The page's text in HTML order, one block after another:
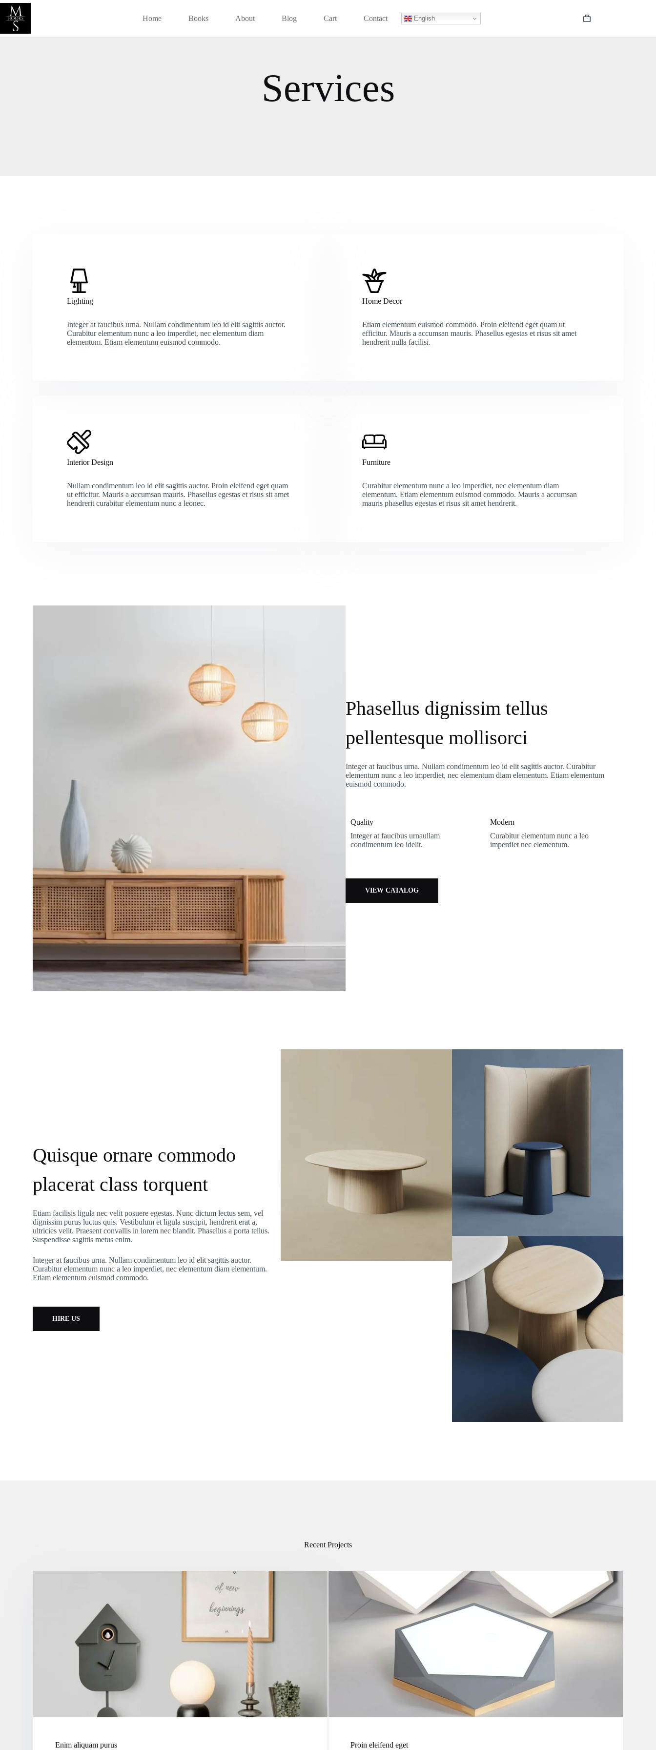
Home Books About Blog Cart Contact English
Services
Lighting
Integer at faucibus urna. Nullam condimentum leo id elit sagittis auctor.
Curabitur elementum nunc a leo imperdiet, nec elementum diam
elementum. Etiam elementum euismod commodo.
Home Decor
Etiam elementum euismod commodo. Proin eleifend eget quam ut
efficitur. Mauris a accumsan mauris. Phasellus egestas et risus sit amet
hendrerit nulla facilisi.
Interior Design
Nullam condimentum leo id elit sagittis auctor. Proin eleifend eget quam
ut efficitur. Mauris a accumsan mauris. Phasellus egestas et risus sit amet
hendrerit curabitur elementum nunc a leonec.
Furniture
Curabitur elementum nunc a leo imperdiet, nec elementum diam
elementum. Etiam elementum euismod commodo. Mauris a accumsan
mauris phasellus egestas et risus sit amet hendrerit.
Phasellus dignissim tellus
pellentesque mollisorci
Integer at faucibus urna. Nullam condimentum leo id elit sagittis auctor. Curabitur
elementum nunc a leo imperdiet, nec elementum diam elementum. Etiam elementum
euismod commodo.
Quality
Integer at faucibus urnaullam
condimentum leo idelit.
Modern
Curabitur elementum nunc a leo
imperdiet nec elementum.
VIEW CATALOG
Quisque ornare commodo
placerat class torquent
Etiam facilisis ligula nec velit posuere egestas. Nunc dictum lectus sem, vel
dignissim purus luctus quis. Vestibulum et ligula suscipit, hendrerit erat a,
ultricies velit. Praesent convallis in lorem nec blandit. Phasellus a porta tellus.
Suspendisse sagittis metus enim.
Integer at faucibus urna. Nullam condimentum leo id elit sagittis auctor.
Curabitur elementum nunc a leo imperdiet, nec elementum diam elementum.
Etiam elementum euismod commodo.
HIRE US
Recent Projects
Enim aliquam purus Proin eleifend eget